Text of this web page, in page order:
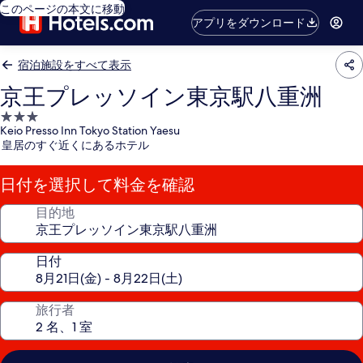
このページの本文に移動
アプリをダウンロード
宿泊施設をすべて表示
京王プレッソイン東京駅八重洲
3.0
つ
星
宿
泊
施
Keio Presso Inn Tokyo Station Yaesu
皇居のすぐ近くにあるホテル
日付を選択して料金を確認
目的地
日付
旅行者